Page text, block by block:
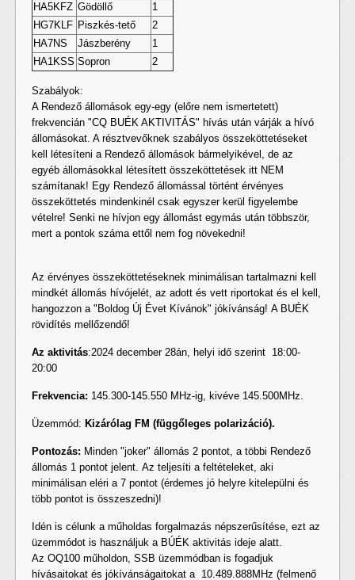
HA5KFZ Gödöllő
1
HG7KLF Piszkés-tető
2
HA7NS
Jászberény
1
HA1KSS Sopron 2
Szabályok:
A Rendező állomások egy-egy (előre nem ismertetett)
frekvencián "CQ BUÉK AKTIVITÁS" hívás után várják a hívó
állomásokat. A résztvevőknek szabályos összeköttetéseket
kell létesíteni a Rendező állomások bármelyikével, de az
egyéb állomásokkal létesített összeköttetések itt NEM
számítanak! Egy Rendező állomással történt érvényes
összeköttetés mindenkinél csak egyszer kerül figyelembe
vételre! Senki ne hívjon egy állomást egymás után többször,
mert a pontok száma ettől nem fog növekedni!
Az érvényes összeköttetéseknek minimálisan tartalmazni kell
mindkét állomás hívójelét, az adott és vett riportokat és el kell,
hangozzon a "Boldog Új Évet Kívánok" jókívánság! A BUÉK
rövidítés mellőzendő!
Az aktivitás:2024 december 28án, helyi idő szerint 18:00-
20:00
Frekvencia: 145.300-145.550 MHz-ig, kivéve 145.500MHz.
Üzemmód: Kizárólag FM (függőleges polarizáció).
Pontozás: Minden "joker" állomás 2 pontot, a többi Rendező
állomás 1 pontot jelent. Az teljesíti a feltételeket, aki
minimálisan eléri a 7 pontot (érdemes jó helyre kitelepülni és
több pontot is összeszedni)!
Idén is célunk a műholdas forgalmazás népszerűsítése, ezt az
üzemmódot is használjuk a BÚÉK aktivitás ideje alatt.
Az OQ100 műholdon, SSB üzemmódban is fogadjuk
hívásaitokat és jókívánságaitokat a 10.489.888MHz (felmenő